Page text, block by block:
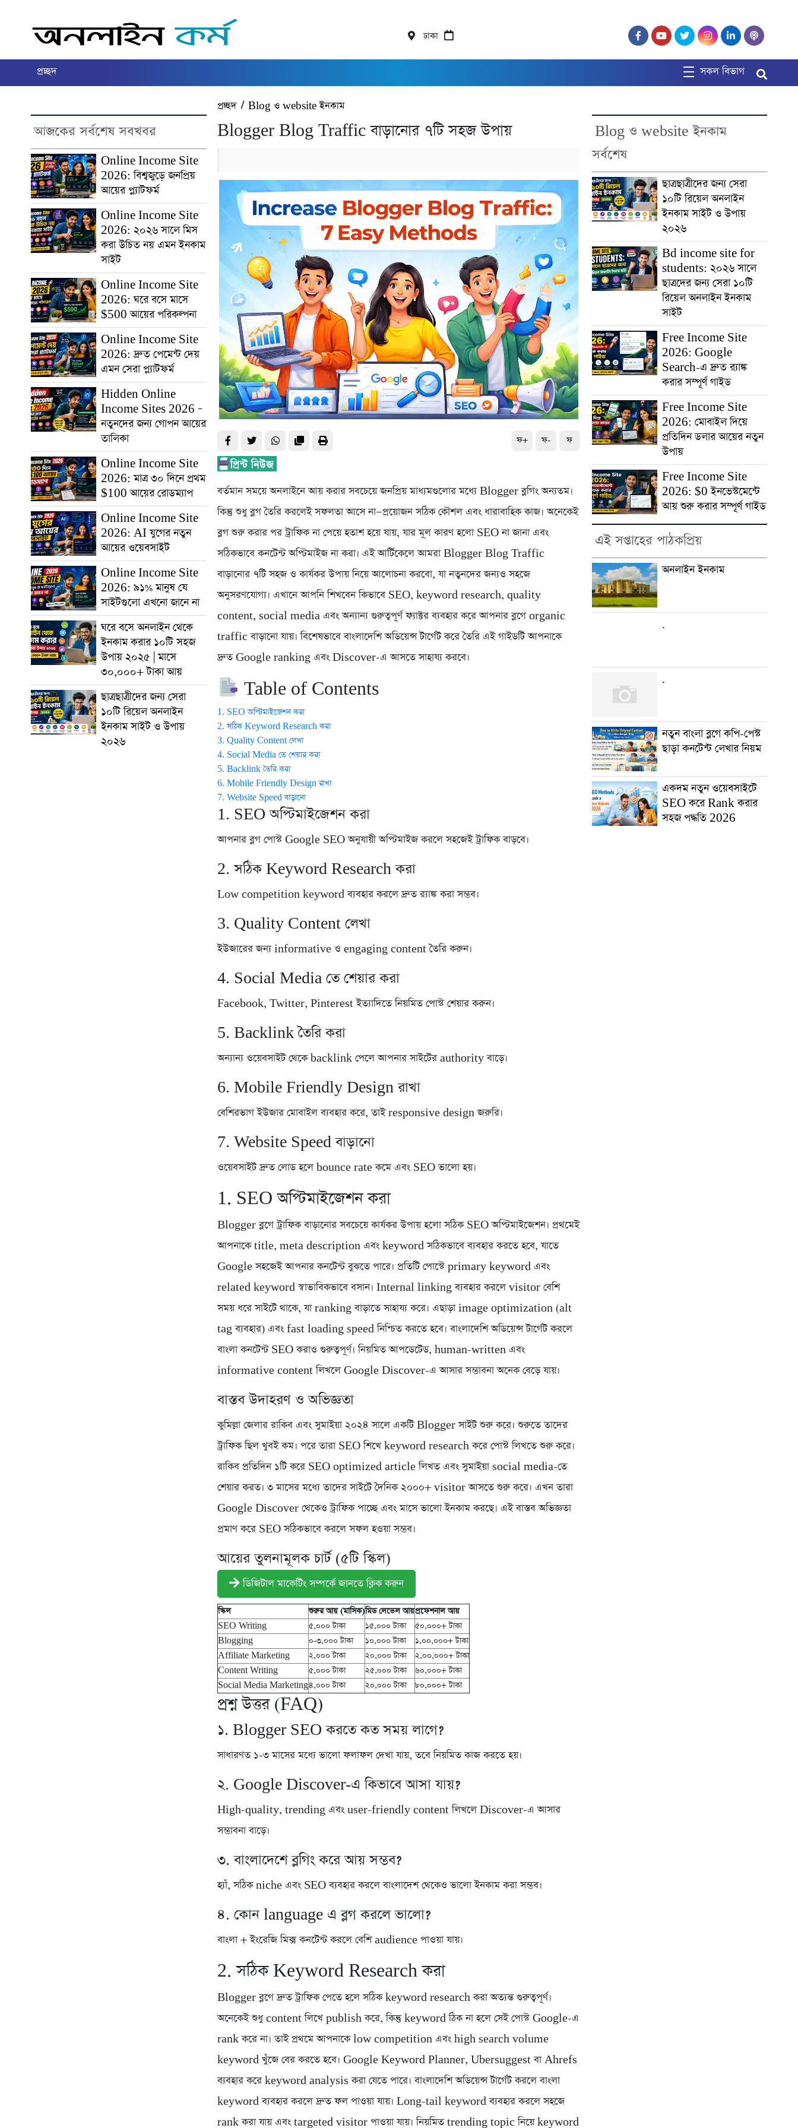
ঢাকা
প্রচ্ছদ সকল বিভাগ
আজকের সর্বশেষ সবখবর
Online Income Site
2026: বিশ্বজুড়ে জনপ্রিয়
আয়ের প্ল্যাটফর্ম
Online Income Site
2026: ২০২৬ সালে মিস
করা উচিত নয় এমন ইনকাম
সাইট
Online Income Site
2026: ঘরে বসে মাসে
$500 আয়ের পরিকল্পনা
Online Income Site
2026: দ্রুত পেমেন্ট দেয়
এমন সেরা প্ল্যাটফর্ম
Hidden Online
Income Sites 2026 –
নতুনদের জন্য গোপন আয়ের
তালিকা
Online Income Site
2026: মাত্র ৩০ দিনে প্রথম
$100 আয়ের রোডম্যাপ
Online Income Site
2026: AI যুগের নতুন
আয়ের ওয়েবসাইট
Online Income Site
2026: ৯১% মানুষ যে
সাইটগুলো এখনো জানে না
ঘরে বসে অনলাইন থেকে
ইনকাম করার ১০টি সহজ
উপায় ২০২৫ | মাসে
৩০,০০০+ টাকা আয়
ছাত্রছাত্রীদের জন্য সেরা
১০টি রিয়েল অনলাইন
ইনকাম সাইট ও উপায়
২০২৬
প্রচ্ছদ/Blog ও website ইনকাম
Blogger Blog Traffic বাড়ানোর ৭টি সহজ উপায়
ফ+ ফ- ফ
বর্তমান সময়ে অনলাইনে আয় করার সবচেয়ে জনপ্রিয় মাধ্যমগুলোর মধ্যে Blogger ব্লগিং অন্যতম।
কিন্তু শুধু ব্লগ তৈরি করলেই সফলতা আসে না—প্রয়োজন সঠিক কৌশল এবং ধারাবাহিক কাজ। অনেকেই
ব্লগ শুরু করার পর ট্রাফিক না পেয়ে হতাশ হয়ে যায়, যার মূল কারণ হলো SEO না জানা এবং
সঠিকভাবে কনটেন্ট অপ্টিমাইজ না করা। এই আর্টিকেলে আমরা Blogger Blog Traffic
বাড়ানোর ৭টি সহজ ও কার্যকর উপায় নিয়ে আলোচনা করবো, যা নতুনদের জন্যও সহজে
অনুসরণযোগ্য। এখানে আপনি শিখবেন কিভাবে SEO, keyword research, quality
content, social media এবং অন্যান্য গুরুত্বপূর্ণ ফ্যাক্টর ব্যবহার করে আপনার ব্লগে organic
traffic বাড়ানো যায়। বিশেষভাবে বাংলাদেশি অডিয়েন্স টার্গেট করে তৈরি এই গাইডটি আপনাকে
দ্রুত Google ranking এবং Discover-এ আসতে সাহায্য করবে।
Table of Contents
1. SEO অপ্টিমাইজেশন করা
2. সঠিক Keyword Research করা
3. Quality Content লেখা
4. Social Media তে শেয়ার করা
5. Backlink তৈরি করা
6. Mobile Friendly Design রাখা
7. Website Speed বাড়ানো
1. SEO অপ্টিমাইজেশন করা
আপনার ব্লগ পোস্ট Google SEO অনুযায়ী অপ্টিমাইজ করলে সহজেই ট্রাফিক বাড়বে।
2. সঠিক Keyword Research করা
Low competition keyword ব্যবহার করলে দ্রুত র‍্যাঙ্ক করা সম্ভব।
3. Quality Content লেখা
ইউজারের জন্য informative ও engaging content তৈরি করুন।
4. Social Media তে শেয়ার করা
Facebook, Twitter, Pinterest ইত্যাদিতে নিয়মিত পোস্ট শেয়ার করুন।
5. Backlink তৈরি করা
অন্যান্য ওয়েবসাইট থেকে backlink পেলে আপনার সাইটের authority বাড়ে।
6. Mobile Friendly Design রাখা
বেশিরভাগ ইউজার মোবাইল ব্যবহার করে, তাই responsive design জরুরি।
7. Website Speed বাড়ানো
ওয়েবসাইট দ্রুত লোড হলে bounce rate কমে এবং SEO ভালো হয়।
1. SEO অপ্টিমাইজেশন করা
Blogger ব্লগে ট্রাফিক বাড়ানোর সবচেয়ে কার্যকর উপায় হলো সঠিক SEO অপ্টিমাইজেশন। প্রথমেই
আপনাকে title, meta description এবং keyword সঠিকভাবে ব্যবহার করতে হবে, যাতে
Google সহজেই আপনার কনটেন্ট বুঝতে পারে। প্রতিটি পোস্টে primary keyword এবং
related keyword স্বাভাবিকভাবে বসান। Internal linking ব্যবহার করলে visitor বেশি
সময় ধরে সাইটে থাকে, যা ranking বাড়াতে সাহায্য করে। এছাড়া image optimization (alt
tag ব্যবহার) এবং fast loading speed নিশ্চিত করতে হবে। বাংলাদেশি অডিয়েন্স টার্গেট করলে
বাংলা কনটেন্ট SEO করাও গুরুত্বপূর্ণ। নিয়মিত আপডেটেড, human-written এবং
informative content লিখলে Google Discover-এ আসার সম্ভাবনা অনেক বেড়ে যায়।
বাস্তব উদাহরণ ও অভিজ্ঞতা
কুমিল্লা জেলার রাকিব এবং সুমাইয়া ২০২৪ সালে একটি Blogger সাইট শুরু করে। শুরুতে তাদের
ট্রাফিক ছিল খুবই কম। পরে তারা SEO শিখে keyword research করে পোস্ট লিখতে শুরু করে।
রাকিব প্রতিদিন ১টি করে SEO optimized article লিখত এবং সুমাইয়া social media-তে
শেয়ার করত। ৩ মাসের মধ্যে তাদের সাইটে দৈনিক ২০০০+ visitor আসতে শুরু করে। এখন তারা
Google Discover থেকেও ট্রাফিক পাচ্ছে এবং মাসে ভালো ইনকাম করছে। এই বাস্তব অভিজ্ঞতা
প্রমাণ করে SEO সঠিকভাবে করলে সফল হওয়া সম্ভব।
আয়ের তুলনামূলক চার্ট (৫টি স্কিল)
ডিজিটাল মাকেটিং সম্পর্কে জানতে ক্লিক করুন
স্কিল শুরুর আয় (মাসিক)মিড লেভেল আয়প্রফেশনাল আয়
SEO Writing
৫,০০০ টাকা ১৫,০০০ টাকা
৫০,০০০+ টাকা
Blogging
০-৩,০০০ টাকা ১০,০০০ টাকা
১,০০,০০০+ টাকা
Affiliate Marketing
২,০০০ টাকা ২০,০০০ টাকা
২,০০,০০০+ টাকা
Content Writing
৫,০০০ টাকা ২৫,০০০ টাকা
৬০,০০০+ টাকা
Social Media Marketing৪,০০০ টাকা ২০,০০০ টাকা ৮০,০০০+ টাকা
প্রশ্ন উত্তর (FAQ)
১. Blogger SEO করতে কত সময় লাগে?
সাধারণত ১-৩ মাসের মধ্যে ভালো ফলাফল দেখা যায়, তবে নিয়মিত কাজ করতে হয়।
২. Google Discover-এ কিভাবে আসা যায়?
High-quality, trending এবং user-friendly content লিখলে Discover-এ আসার
সম্ভাবনা বাড়ে।
৩. বাংলাদেশে ব্লগিং করে আয় সম্ভব?
হ্যাঁ, সঠিক niche এবং SEO ব্যবহার করলে বাংলাদেশ থেকেও ভালো ইনকাম করা সম্ভব।
৪. কোন language এ ব্লগ করলে ভালো?
বাংলা + ইংরেজি মিক্স কনটেন্ট করলে বেশি audience পাওয়া যায়।
2. সঠিক Keyword Research করা
Blogger ব্লগে দ্রুত ট্রাফিক পেতে হলে সঠিক keyword research করা অত্যন্ত গুরুত্বপূর্ণ।
অনেকেই শুধু content লিখে publish করে, কিন্তু keyword ঠিক না হলে সেই পোস্ট Google-এ
rank করে না। তাই প্রথমে আপনাকে low competition এবং high search volume
keyword খুঁজে বের করতে হবে। Google Keyword Planner, Ubersuggest বা Ahrefs
ব্যবহার করে keyword analysis করা যেতে পারে। বাংলাদেশি অডিয়েন্স টার্গেট করলে বাংলা
keyword ব্যবহার করলে দ্রুত ফল পাওয়া যায়। Long-tail keyword ব্যবহার করলে সহজে
rank করা যায় এবং targeted visitor পাওয়া যায়। নিয়মিত trending topic নিয়ে keyword
Blog ও website ইনকাম
সর্বশেষ
ছাত্রছাত্রীদের জন্য সেরা
১০টি রিয়েল অনলাইন
ইনকাম সাইট ও উপায়
২০২৬
Bd income site for
students: ২০২৬ সালে
ছাত্রদের জন্য সেরা ১০টি
রিয়েল অনলাইন ইনকাম
সাইট
Free Income Site
2026: Google
Search-এ দ্রুত র‍্যাঙ্ক
করার সম্পূর্ণ গাইড
Free Income Site
2026: মোবাইল দিয়ে
প্রতিদিন ডলার আয়ের নতুন
উপায়
Free Income Site
2026: $0 ইনভেস্টমেন্টে
আয় শুরু করার সম্পূর্ণ গাইড
এই সপ্তাহের পাঠকপ্রিয়
অনলাইন ইনকাম
.
.
নতুন বাংলা ব্লগে কপি-পেস্ট
ছাড়া কনটেন্ট লেখার নিয়ম
একদম নতুন ওয়েবসাইটে
SEO করে Rank করার
সহজ পদ্ধতি 2026